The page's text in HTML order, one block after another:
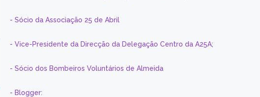
- Sócio da Associação 25 de Abril
- Vice-Presidente da Direcção da Delegação Centro da A25A;
- Sócio dos Bombeiros Voluntários de Almeida
- Blogger: